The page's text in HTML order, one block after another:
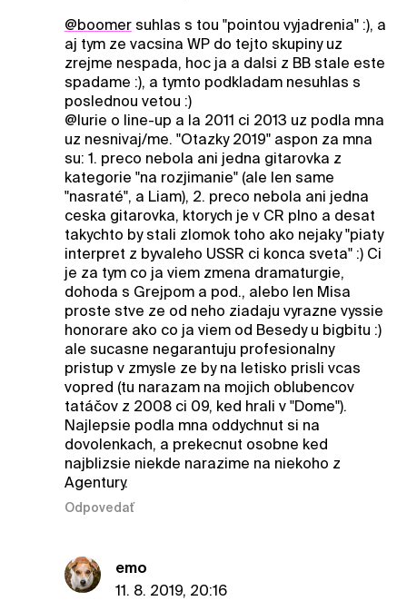
@boomersuhlas s tou "pointou vyjadrenia" :), a
aj tym ze vacsina WP do tejto skupiny uz
zrejme nespada, hoc ja a dalsi z BB stale este
spadame :), a tymto podkladam nesuhlas s
poslednou vetou :)
@lurie o line-up a la 2011 ci 2013 uz podla mna
uz nesnivaj/me. "Otazky 2019" aspon za mna
su: 1. preco nebola ani jedna gitarovka z
kategorie "na rozjimanie" (ale len same
"nasraté", a Liam), 2. preco nebola ani jedna
ceska gitarovka, ktorych je v CR plno a desat
takychto by stali zlomok toho ako nejaky "piaty
interpret z byvaleho USSR ci konca sveta" :) Ci
je za tym co ja viem zmena dramaturgie,
dohoda s Grejpom a pod., alebo len Misa
proste stve ze od neho ziadaju vyrazne vyssie
honorare ako co ja viem od Besedy u bigbitu :)
ale sucasne negarantuju profesionalny
pristup v zmysle ze by na letisko prisli vcas
vopred (tu narazam na mojich oblubencov
tatáčov z 2008 ci 09, ked hrali v "Dome").
Najlepsie podla mna oddychnut si na
dovolenkach, a prekecnut osobne ked
najblizsie niekde narazime na niekoho z
Agentury.
Odpovedať
emo
11. 8. 2019, 20:16